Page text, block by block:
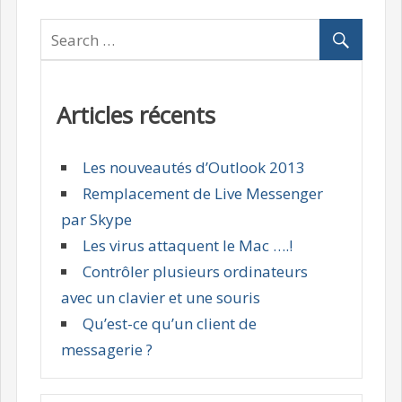
Articles récents
Les nouveautés d’Outlook 2013
Remplacement de Live Messenger
par Skype
Les virus attaquent le Mac ….!
Contrôler plusieurs ordinateurs
avec un clavier et une souris
Qu’est-ce qu’un client de
messagerie ?